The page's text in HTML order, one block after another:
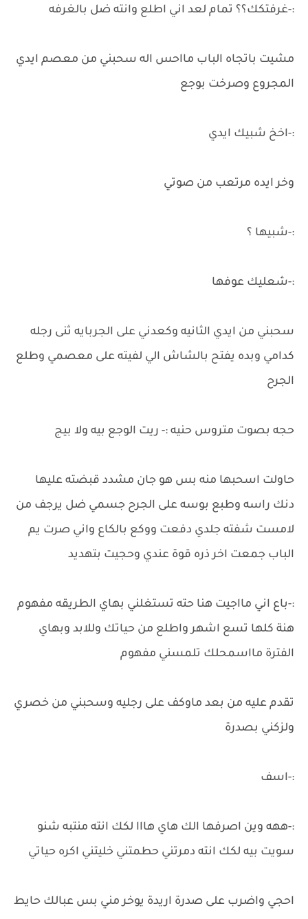
:-غرفتكك؟؟ تمام لعد اني اطلع وانته ضل بالغرفه
مشيت باتجاه الباب مااحس اله سحبني من معصم ايدي
المجروع وصرخت بوجع
:-اخخ شبيك ايدي
وخر ايده مرتعب من صوتي
:-شبيها ؟
:-شعليك عوفها
سحبني من ايدي الثانيه وكعدني على الجربايه ثنى رجله
كدامي وبده يفتح بالشاش الي لفيته على معصمي وطلع
الجرح
حجه بصوت متروس حنيه :- ريت الوجع بيه ولا بيج
حاولت اسحبها منه بس هو جان مشدد قبضته عليها
دنك راسه وطبع بوسه على الجرح جسمي ضل يرجف من
لامست شفته جلدي دفعت ووكع بالكاع واني صرت يم
الباب جمعت اخر ذره قوة عندي وحجيت بتهديد
:-باع اني مااجيت هنا حته تستغلني بهاي الطريقه مفهوم
هنة كلها تسع اشهر واطلع من حياتك وللابد وبهاي
الفترة مااسمحلك تلمسني مفهوم
تقدم عليه من بعد ماوكف على رجليه وسحبني من خصري
ولزكني بصدرة
:-اسف
:-ههه وين اصرفها الك هاي هااا لكك انته منتبه شنو
سويت بيه لكك انته دمرتني حطمتني خليتني اكره حياتي
احجي واضرب على صدرة اريدة يوخر مني بس عبالك حايط